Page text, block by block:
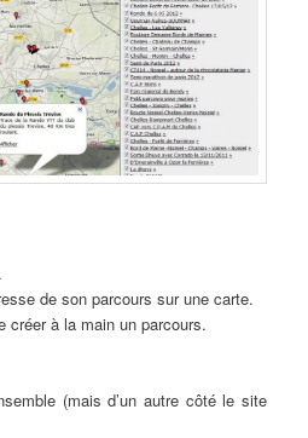
de son parcours sur une carte.
créer à la main un parcours.
(mais d’un autre côté le site